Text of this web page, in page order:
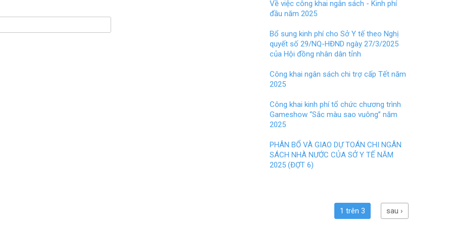
o
o
k
t
Về việc công khai ngân sách - Kinh phí
đầu năm 2025
Bổ sung kinh phí cho Sở Y tế theo Nghị
quyết số 29/NQ-HĐND ngày 27/3/2025
của Hội đồng nhân dân tỉnh
Công khai ngân sách chi trợ cấp Tết năm
2025
Công khai kinh phí tổ chức chương trình
Gameshow “Sắc màu sao vuông” năm
2025
PHÂN BỔ VÀ GIAO DỰ TOÁN CHI NGÂN
SÁCH NHÀ NƯỚC CỦA SỞ Y TẾ NĂM
2025 (ĐỢT 6)
1 trên 3 sau ›